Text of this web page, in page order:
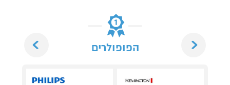
הפופולרים